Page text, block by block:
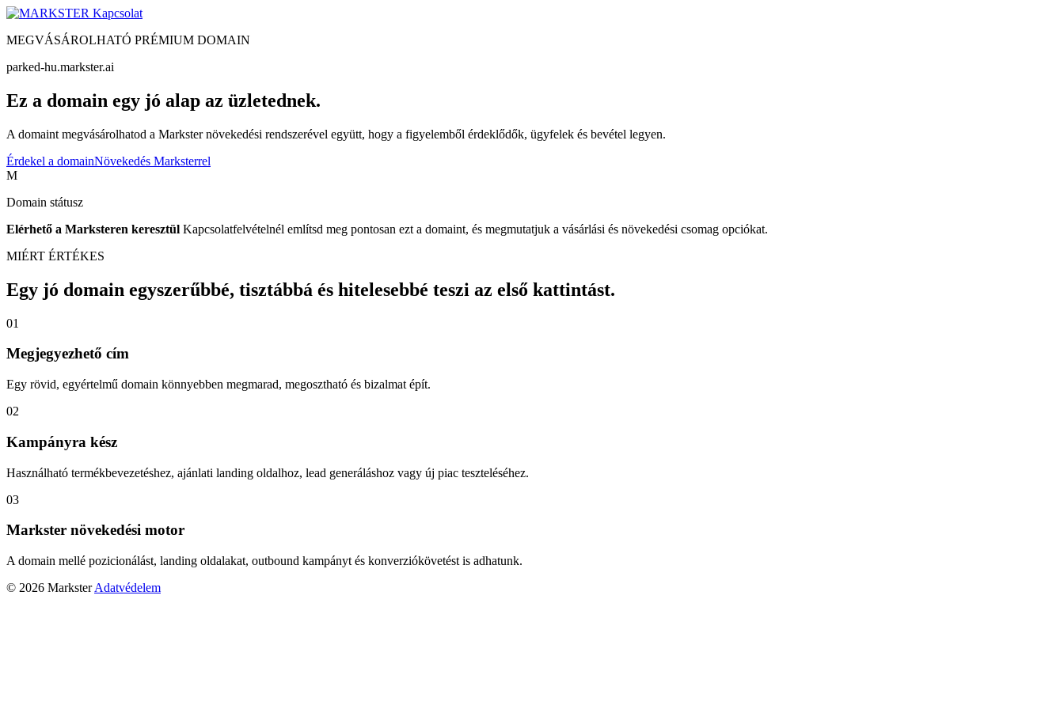
Kapcsolat
MEGVÁSÁROLHATÓ PRÉMIUM DOMAIN
parked-hu.markster.ai
Ez a domain egy jó alap az üzletednek.
A domaint megvásárolhatod a Markster növekedési rendszerével együtt, hogy a figyelemből érdeklődők, ügyfelek és bevétel legyen.
Érdekel a domainNövekedés Marksterrel
M
Domain státusz
Elérhető a Marksteren keresztül Kapcsolatfelvételnél említsd meg pontosan ezt a domaint, és megmutatjuk a vásárlási és növekedési csomag opciókat.
MIÉRT ÉRTÉKES
Egy jó domain egyszerűbbé, tisztábbá és hitelesebbé teszi az első kattintást.
01
Megjegyezhető cím
Egy rövid, egyértelmű domain könnyebben megmarad, megosztható és bizalmat épít.
02
Kampányra kész
Használható termékbevezetéshez, ajánlati landing oldalhoz, lead generáláshoz vagy új piac teszteléséhez.
03
Markster növekedési motor
A domain mellé pozicionálást, landing oldalakat, outbound kampányt és konverziókövetést is adhatunk.
© 2026 Markster Adatvédelem